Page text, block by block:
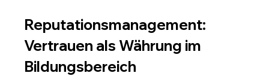
Reputationsmanagement:
Vertrauen als Währung im
Bildungsbereich